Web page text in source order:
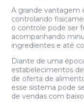
A grande vantagem
controlando
o controle pode ser
acompanhando
ingredientes e até
Diante de uma
estabelecimentos
de oferta de
esse sistema pode
de vendas com